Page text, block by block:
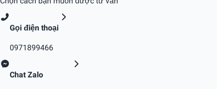
Gọi điện thoại
0971899466
Chat Zalo